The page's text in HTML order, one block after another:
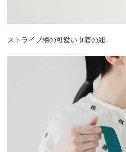
ストライプ柄の可愛い巾着の紐。